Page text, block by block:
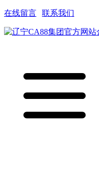
在线留言 联系我们